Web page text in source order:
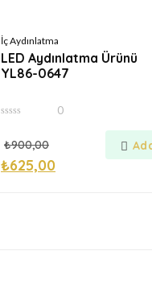
İç Aydınlatma
LED Aydınlatma Ürünü
YL86-0647
of
0
₺900,00
₺625,00